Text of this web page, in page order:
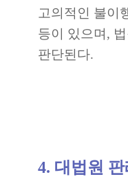
고의적인 불이
등이 있으며,
판단된다.
4. 대법원